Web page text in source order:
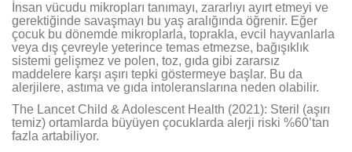
İnsan vücudu mikropları tanımayı, zararlıyı ayırt etmeyi ve
gerektiğinde savaşmayı bu yaş aralığında öğrenir. Eğer
çocuk bu dönemde mikroplarla, toprakla, evcil hayvanlarla
veya dış çevreyle yeterince temas etmezse, bağışıklık
sistemi gelişmez ve polen, toz, gıda gibi zararsız
maddelere karşı aşırı tepki göstermeye başlar. Bu da
alerjilere, astıma ve gıda intoleranslarına neden olabilir.
The Lancet Child & Adolescent Health (2021): Steril (aşırı
temiz) ortamlarda büyüyen çocuklarda alerji riski %60’tan
fazla artabiliyor.